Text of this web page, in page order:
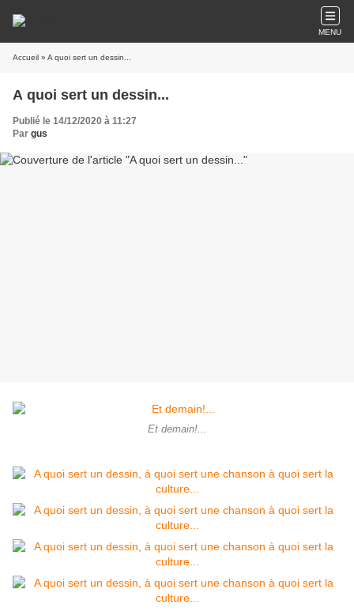
MENU
Accueil » A quoi sert un dessin...
A quoi sert un dessin...
Publié le 14/12/2020 à 11:27
Par gus
Et demain!...